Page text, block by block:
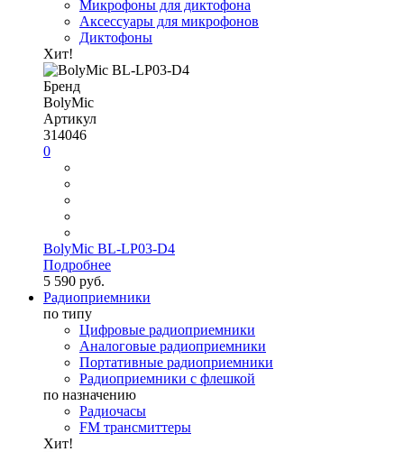
Микрофоны для диктофона
Аксессуары для микрофонов
Диктофоны
Хит!
Бренд
BolyMic
Артикул
314046
0
BolyMic BL-LP03-D4
Подробнее
5 590 руб.
Радиоприемники
по типу
Цифровые радиоприемники
Аналоговые радиоприемники
Портативные радиоприемники
Радиоприемники с флешкой
по назначению
Радиочасы
FM трансмиттеры
Хит!